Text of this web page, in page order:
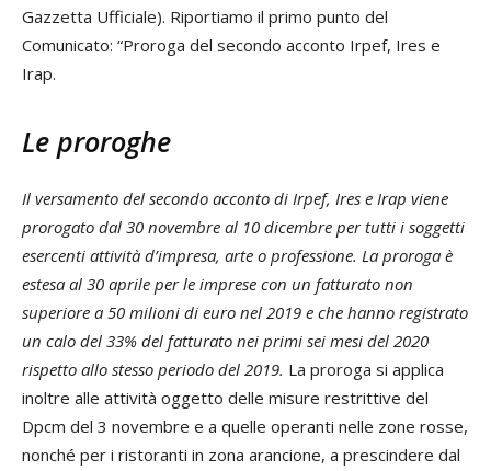
Gazzetta Ufficiale). Riportiamo il primo punto del
Comunicato: “Proroga del secondo acconto Irpef, Ires e
Irap.
Le proroghe
Il versamento del secondo acconto di Irpef, Ires e Irap viene
prorogato dal 30 novembre al 10 dicembre per tutti i soggetti
esercenti attività d’impresa, arte o professione. La proroga è
estesa al 30 aprile per le imprese con un fatturato non
superiore a 50 milioni di euro nel 2019 e che hanno registrato
un calo del 33% del fatturato nei primi sei mesi del 2020
rispetto allo stesso periodo del 2019. La proroga si applica
inoltre alle attività oggetto delle misure restrittive del
Dpcm del 3 novembre e a quelle operanti nelle zone rosse,
nonché per i ristoranti in zona arancione, a prescindere dal